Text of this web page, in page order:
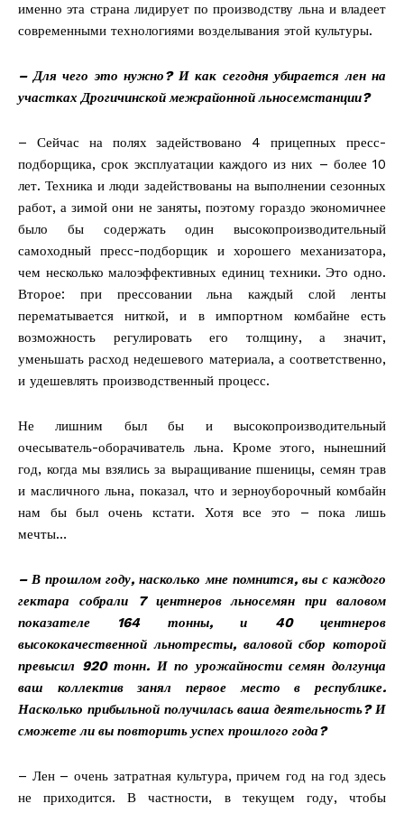
именно эта страна лидирует по производству льна и владеет
современными технологиями возделывания этой культуры.
– Для чего это нужно? И как сегодня убирается лен на
участках Дрогичинской межрайонной льносемстанции?
– Сейчас на полях задействовано 4 прицепных пресс-
подборщика, срок эксплуатации каждого из них – более 10
лет. Техника и люди задействованы на выполнении сезонных
работ, а зимой они не заняты, поэтому гораздо экономичнее
было бы содержать один высокопроизводительный
самоходный пресс-подборщик и хорошего механизатора,
чем несколько малоэффективных единиц техники. Это одно.
Второе: при прессовании льна каждый слой ленты
перематывается ниткой, и в импортном комбайне есть
возможность регулировать его толщину, а значит,
уменьшать расход недешевого материала, а соответственно,
и удешевлять производственный процесс.
Не лишним был бы и высокопроизводительный
очесыватель-оборачиватель льна. Кроме этого, нынешний
год, когда мы взялись за выращивание пшеницы, семян трав
и масличного льна, показал, что и зерноуборочный комбайн
нам бы был очень кстати. Хотя все это – пока лишь
мечты…
– В прошлом году, насколько мне помнится, вы с каждого
гектара собрали 7 центнеров льносемян при валовом
показателе 164 тонны, и 40 центнеров
высококачественной льнотресты, валовой сбор которой
превысил 920 тонн. И по урожайности семян долгунца
ваш коллектив занял первое место в республике.
Насколько прибыльной получилась ваша деятельность? И
сможете ли вы повторить успех прошлого года?
– Лен – очень затратная культура, причем год на год здесь
не приходится. В частности, в текущем году, чтобы